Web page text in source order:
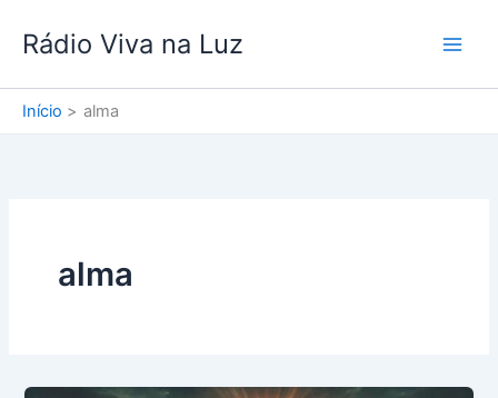
para
conteúdo
Rádio Viva na Luz
Início alma
alma